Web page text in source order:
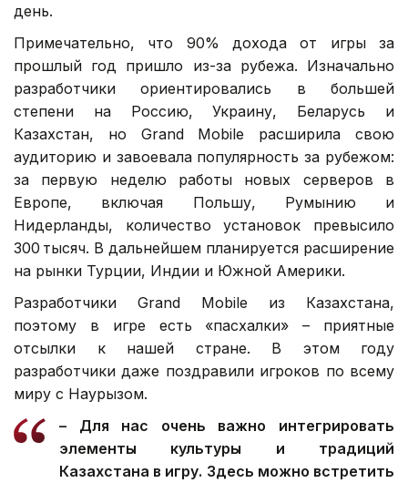
день.
Примечательно, что 90% дохода от игры за
прошлый год пришло из-за рубежа. Изначально
разработчики ориентировались в большей
степени на Россию, Украину, Беларусь и
Казахстан, но Grand Mobile расширила свою
аудиторию и завоевала популярность за рубежом:
за первую неделю работы новых серверов в
Европе, включая Польшу, Румынию и
Нидерланды, количество установок превысило
300 тысяч. В дальнейшем планируется расширение
на рынки Турции, Индии и Южной Америки.
Разработчики Grand Mobile из Казахстана,
поэтому в игре есть «пасхалки» – приятные
отсылки к нашей стране. В этом году
разработчики даже поздравили игроков по всему
миру с Наурызом.
– Для нас очень важно интегрировать
элементы культуры и традиций
Казахстана в игру. Здесь можно встретить